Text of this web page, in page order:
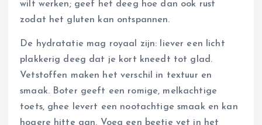
wilt werken; geef het deeg hoe dan ook rust
zodat het gluten kan ontspannen.
De hydratatie mag royaal zijn: liever een licht
plakkerig deeg dat je kort kneedt tot glad.
Vetstoffen maken het verschil in textuur en
smaak. Boter geeft een romige, melkachtige
toets, ghee levert een nootachtige smaak en kan
hogere hitte aan. Voeg een beetje vet in het